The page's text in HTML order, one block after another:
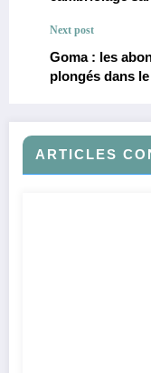
Next post
Goma : les
plongés dans
ARTICLES